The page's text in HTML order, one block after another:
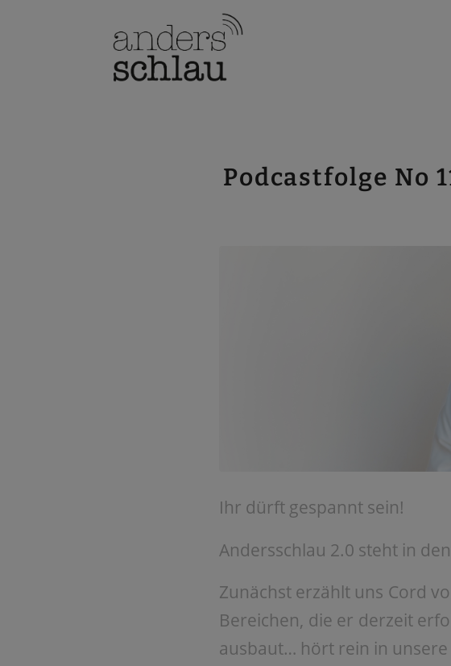
Podcastfolge No
Ihr dürft gespannt sein!
Andersschlau 2.0 steht in
Zunächst erzählt uns Cord
Bereichen, die er derzeit
ausbaut… hört rein in